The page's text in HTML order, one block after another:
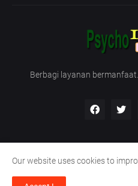
Berbagi layanan bermanfaat.
Tentang
Our website uses cookies to